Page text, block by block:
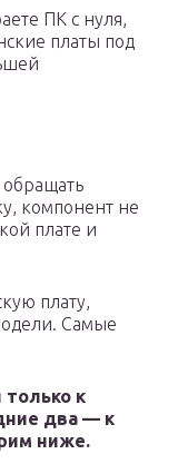
ПК с нуля,
платы под
обращать
компонент не
плате и
плату,
Самые
к
два — к
ниже.